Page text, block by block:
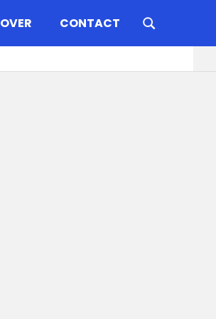
OVER CONTACT